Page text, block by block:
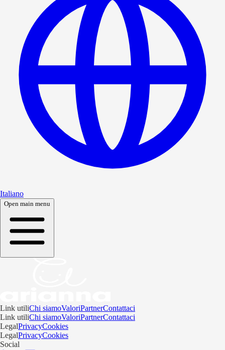
Italiano
Open main menu
Link utiliChi siamoValoriPartnerContattaci
Link utiliChi siamoValoriPartnerContattaci
LegalPrivacyCookies
LegalPrivacyCookies
Social